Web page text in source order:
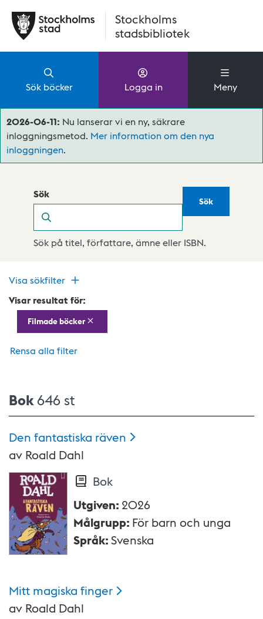
Stockholms
stadsbibliotek
Sök böcker Logga in Meny
2026-06-11: Nu lanserar vi en ny, säkrare
inloggningsmetod. Mer information om den nya
inloggningen.
Sök
Sök
Sök på titel, författare, ämne eller ISBN.
Visa sökfilter
Visar resultat för:
Filmade böcker
Rensa alla filter
Bok 646 st
Den fantastiska räven
av Roald Dahl
Bok
Utgiven: 2026
Målgrupp: För barn och unga
Språk:Svenska
Mitt magiska finger
av Roald Dahl